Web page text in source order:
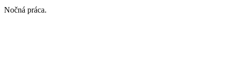
Nočná práca.